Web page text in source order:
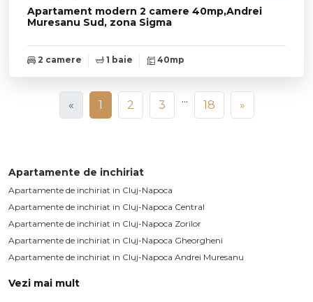
Apartament modern 2 camere 40mp,Andrei
Muresanu Sud, zona Sigma
2 camere 1 baie 40mp
« 1 2 3 ... 18 »
Apartamente de inchiriat
Apartamente de inchiriat in Cluj-Napoca
Apartamente de inchiriat in Cluj-Napoca Central
Apartamente de inchiriat in Cluj-Napoca Zorilor
Apartamente de inchiriat in Cluj-Napoca Gheorgheni
Apartamente de inchiriat in Cluj-Napoca Andrei Muresanu
Vezi mai mult